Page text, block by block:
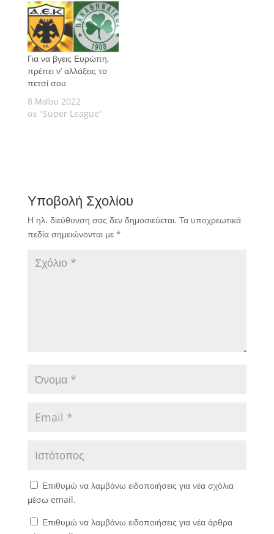
Για να βγεις Ευρώπη,
πρέπει ν’ αλλάξεις το
πετσί σου
8 Μαΐου 2022
σε "Super League"
Υποβολή Σχολίου
Η ηλ. διεύθυνση σας δεν δημοσιεύεται. Τα υποχρεωτικά
πεδία σημειώνονται με *
Επιθυμώ να λαμβάνω ειδοποιήσεις για νέα σχόλια
μέσω email.
Επιθυμώ να λαμβάνω ειδοποιήσεις για νέα άρθρα